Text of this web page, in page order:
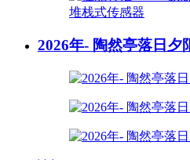
2026年- 陶然亭落日夕